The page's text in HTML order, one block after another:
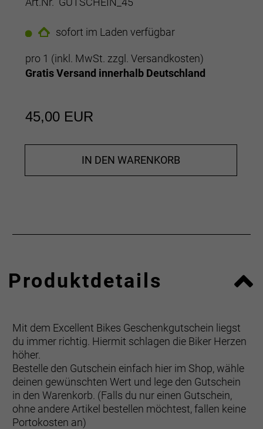
sofort im Laden verfügbar
pro 1 (inkl. MwSt. zzgl. Versandkosten)
Gratis Versand innerhalb Deutschland
45,00 EUR
IN DEN WARENKORB
Produktdetails
Mit dem Excellent Bikes Geschenkgutschein liegst
du immer richtig. Hiermit schlagen die Biker Herzen
höher.
Bestelle den Gutschein einfach hier im Shop, wähle
deinen gewünschten Wert und lege den Gutschein
in den Warenkorb. (Falls du nur einen Gutschein,
ohne andere Artikel bestellen möchtest, fallen keine
Portokosten an)